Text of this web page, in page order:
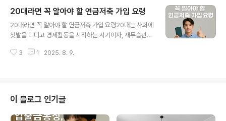
오늘은 카카오뱅크 입출금통장을 5분 만에 만드는 방법과
개설 팁을 자세히 알려드리겠습니다.카카오뱅크 입출금통
장 개설은 모바일 전용으로 진행되기 때문에, 은행에 직접
증, 본인 명의로 된 타 금융기관 계좌번호 이렇게 단 세 가
20대라면 꼭 알아야 할 연금저축 가입 요령
20대라면 꼭 알아야 할 연금저축 가입 요령20대는 사회에
첫발을 디디고 경제활동을 시작하는 시기이자, 재무습관이
다면 노후를 위한 가장 강력한 자산을 마련할 수 있습니다.
는 것이 중요합니다. 먼저 20대는 연금저축의 시간 가치를
최대한 활용할 수 있는 나이입니다. 연금저축은 복리 상품
이기 때문에 일찍 가입할수록 적은 돈으로도 큰 자산을 만
3 1 2025. 8. 9.
이 블로그 인기글